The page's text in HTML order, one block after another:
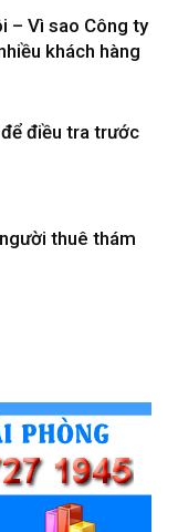
– Vì sao Công ty
khách hàng
điều tra trước
thuê thám